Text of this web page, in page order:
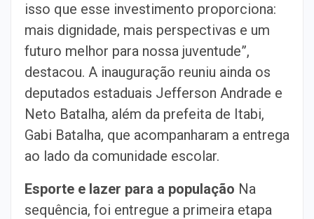
isso que esse investimento proporciona:
mais dignidade, mais perspectivas e um
futuro melhor para nossa juventude”,
destacou. A inauguração reuniu ainda os
deputados estaduais Jefferson Andrade e
Neto Batalha, além da prefeita de Itabi,
Gabi Batalha, que acompanharam a entrega
ao lado da comunidade escolar.
Esporte e lazer para a população Na
sequência, foi entregue a primeira etapa